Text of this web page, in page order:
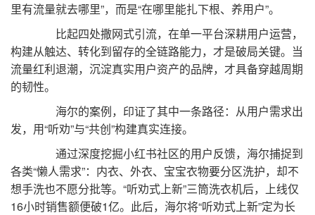
里有流量就去哪里”，而是“在哪里能扎下根、养用户”。
比起四处撒网式引流，在单一平台深耕用户运营，
构建从触达、转化到留存的全链路能力，才是破局关键。当
流量红利退潮，沉淀真实用户资产的品牌，才具备穿越周期
的韧性。
海尔的案例，印证了其中一条路径：从用户需求出
发，用“听劝”与“共创”构建真实连接。
通过深度挖掘小红书社区的用户反馈，海尔捕捉到
各类“懒人需求”：内衣、外衣、宝宝衣物要分区洗护，却不
想手洗也不愿分批等。“听劝式上新”三筒洗衣机后，上线仅
16小时销售额便破1亿。此后，海尔将“听劝式上新”定为长